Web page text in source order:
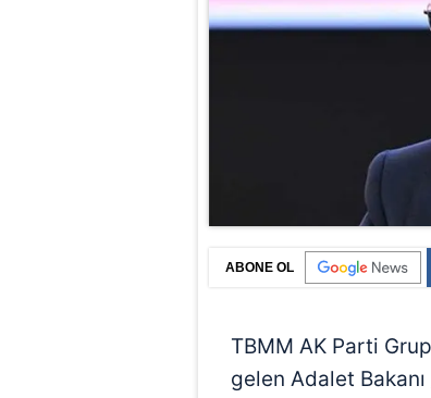
ABONE OL
TBMM AK Parti
gelen Adalet Bakanı